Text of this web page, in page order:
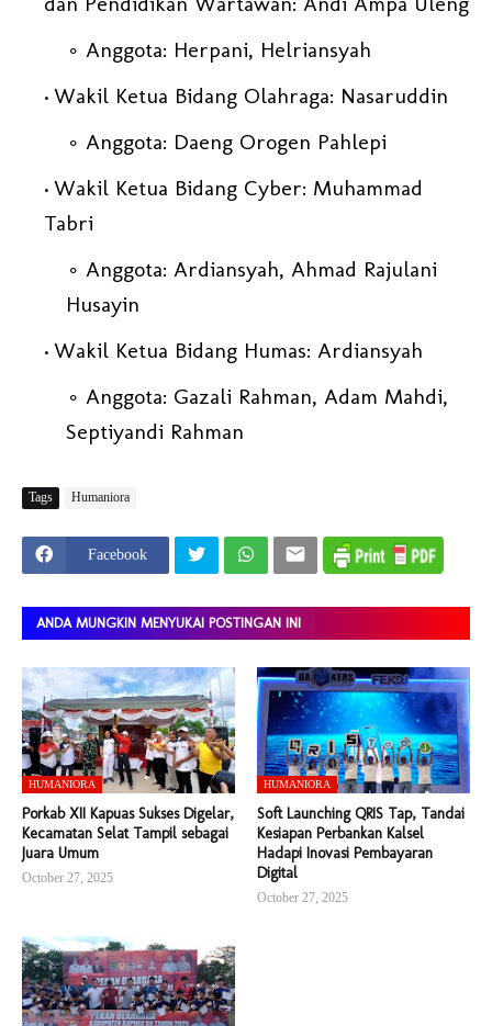
Anggota: Herpani, Helriansyah
Wakil Ketua Bidang Olahraga: Nasaruddin
Anggota: Daeng Orogen Pahlepi
Wakil Ketua Bidang Cyber: Muhammad
Tabri
Anggota: Ardiansyah, Ahmad Rajulani
Husayin
Wakil Ketua Bidang Humas: Ardiansyah
Anggota: Gazali Rahman, Adam Mahdi,
Septiyandi Rahman
Tags Humaniora
Facebook
ANDA MUNGKIN MENYUKAI POSTINGAN INI
HUMANIORA
Porkab XII Kapuas Sukses Digelar,
Kecamatan Selat Tampil sebagai
Juara Umum
October 27, 2025
HUMANIORA
Soft Launching QRIS Tap, Tandai
Kesiapan Perbankan Kalsel
Hadapi Inovasi Pembayaran
Digital
October 27, 2025